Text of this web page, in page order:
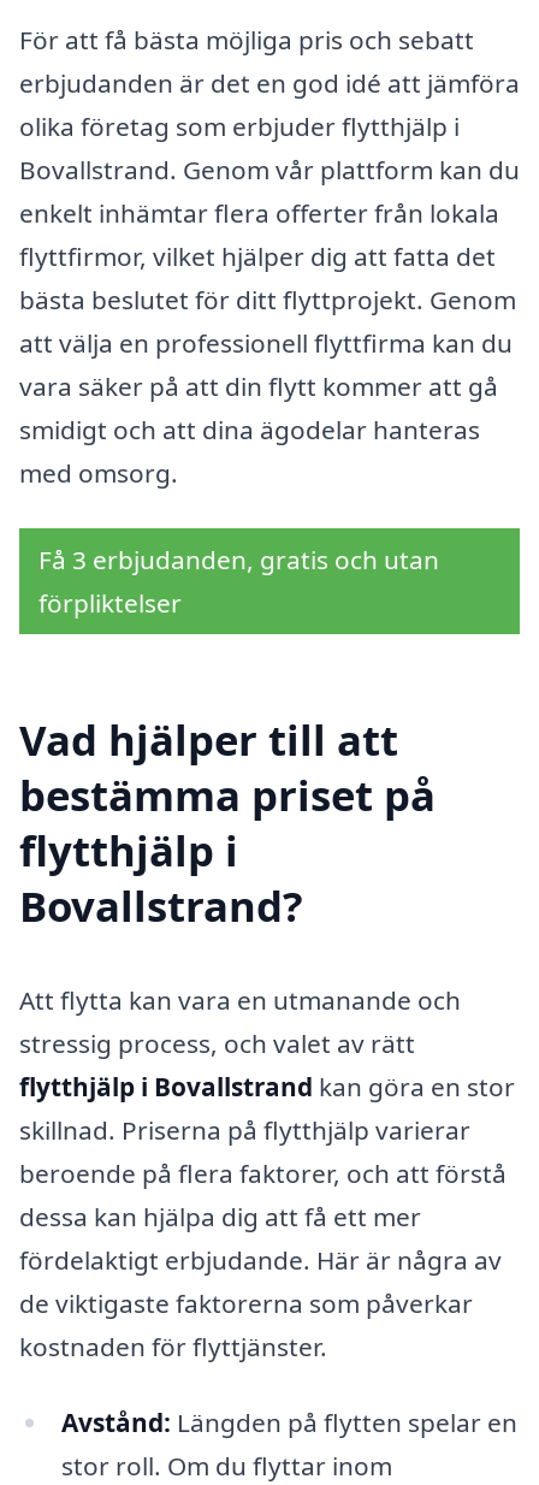
För att få bästa möjliga pris och sebatt
erbjudanden är det en god idé att jämföra
olika företag som erbjuder flytthjälp i
Bovallstrand. Genom vår plattform kan du
enkelt inhämtar flera offerter från lokala
flyttfirmor, vilket hjälper dig att fatta det
bästa beslutet för ditt flyttprojekt. Genom
att välja en professionell flyttfirma kan du
vara säker på att din flytt kommer att gå
smidigt och att dina ägodelar hanteras
med omsorg.
Få 3 erbjudanden, gratis och utan
förpliktelser
Vad hjälper till att
bestämma priset på
flytthjälp i
Bovallstrand?
Att flytta kan vara en utmanande och
stressig process, och valet av rätt
flytthjälp i Bovallstrand kan göra en stor
skillnad. Priserna på flytthjälp varierar
beroende på flera faktorer, och att förstå
dessa kan hjälpa dig att få ett mer
fördelaktigt erbjudande. Här är några av
de viktigaste faktorerna som påverkar
kostnaden för flyttjänster.
Avstånd: Längden på flytten spelar en
stor roll. Om du flyttar inom